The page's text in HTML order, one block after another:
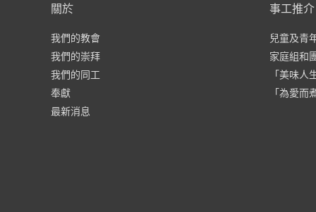
關於
我們的教會
我們的崇拜
我們的同工
奉獻
最新消息
事工推介
兒童及青
家庭組和
「美味人
「為愛而